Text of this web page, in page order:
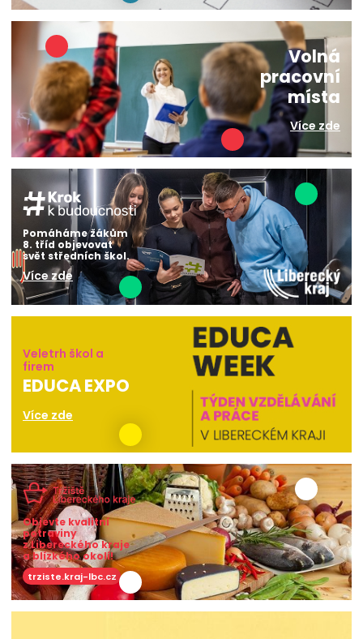
Volná
pracovní
místa
Více zde
Pomáháme žákům
8. tříd objevovat
svět středních škol.
Více zde
Veletrh škol a
firem
EDUCA EXPO
Více zde
Objevte kvalitní
potraviny
z Libereckého kraje
a blízkého okolí!
trziste.kraj-lbc.cz